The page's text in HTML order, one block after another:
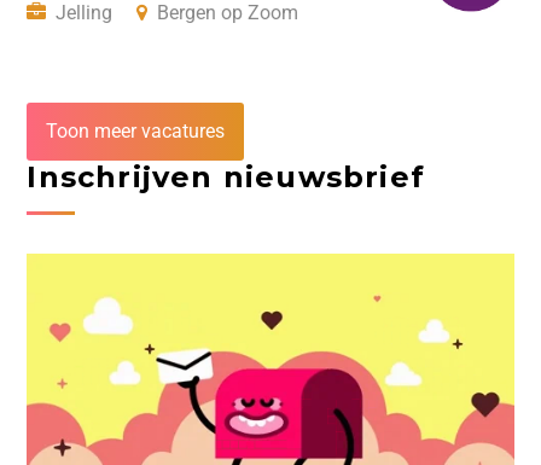
Jelling
Bergen op Zoom
Toon meer vacatures
Inschrijven nieuwsbrief